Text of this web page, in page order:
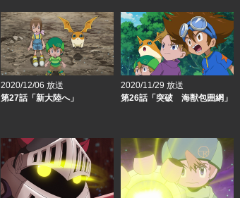
2020/12/06 放送
第27話「新大陸へ」
2020/11/29 放送
第26話「突破 海獣包囲網」